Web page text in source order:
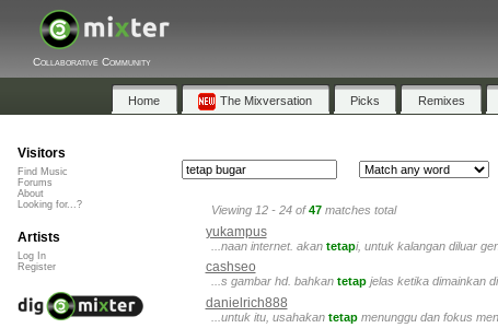
Collaborative Community
Home The Mixversation Picks Remixes
Viewing 12 - 24 of47 matches total
yukampus
...naan internet. akan tetapi, untuk kalangan diluar
cashseo
...s gambar hd. bahkan tetap jelas ketika dimainkan
danielrich888
...untuk itu, usahakan tetap menunggu dan fokus
Visitors
Find Music
Forums
About
Looking for...?
Artists
Log In
Register